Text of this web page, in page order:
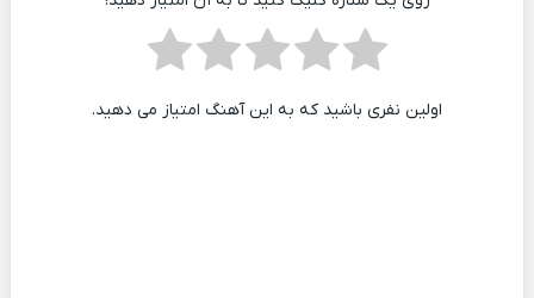
اولین نفری باشید که به این آهنگ امتیاز می دهید.